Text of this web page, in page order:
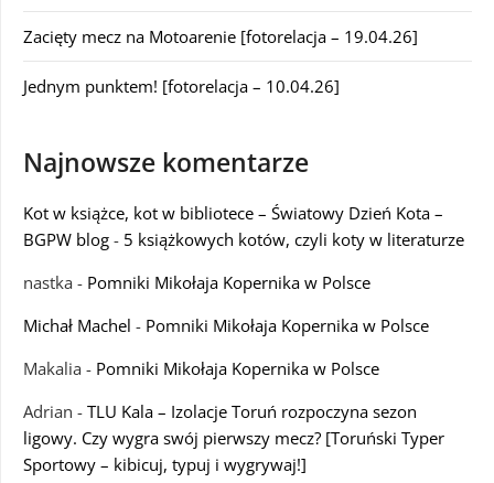
Zacięty mecz na Motoarenie [fotorelacja – 19.04.26]
Jednym punktem! [fotorelacja – 10.04.26]
Najnowsze komentarze
Kot w książce, kot w bibliotece – Światowy Dzień Kota –
BGPW blog - 5 książkowych kotów, czyli koty w literaturze
nastka - Pomniki Mikołaja Kopernika w Polsce
Michał Machel - Pomniki Mikołaja Kopernika w Polsce
Makalia - Pomniki Mikołaja Kopernika w Polsce
Adrian - TLU Kala – Izolacje Toruń rozpoczyna sezon
ligowy. Czy wygra swój pierwszy mecz? [Toruński Typer
Sportowy – kibicuj, typuj i wygrywaj!]